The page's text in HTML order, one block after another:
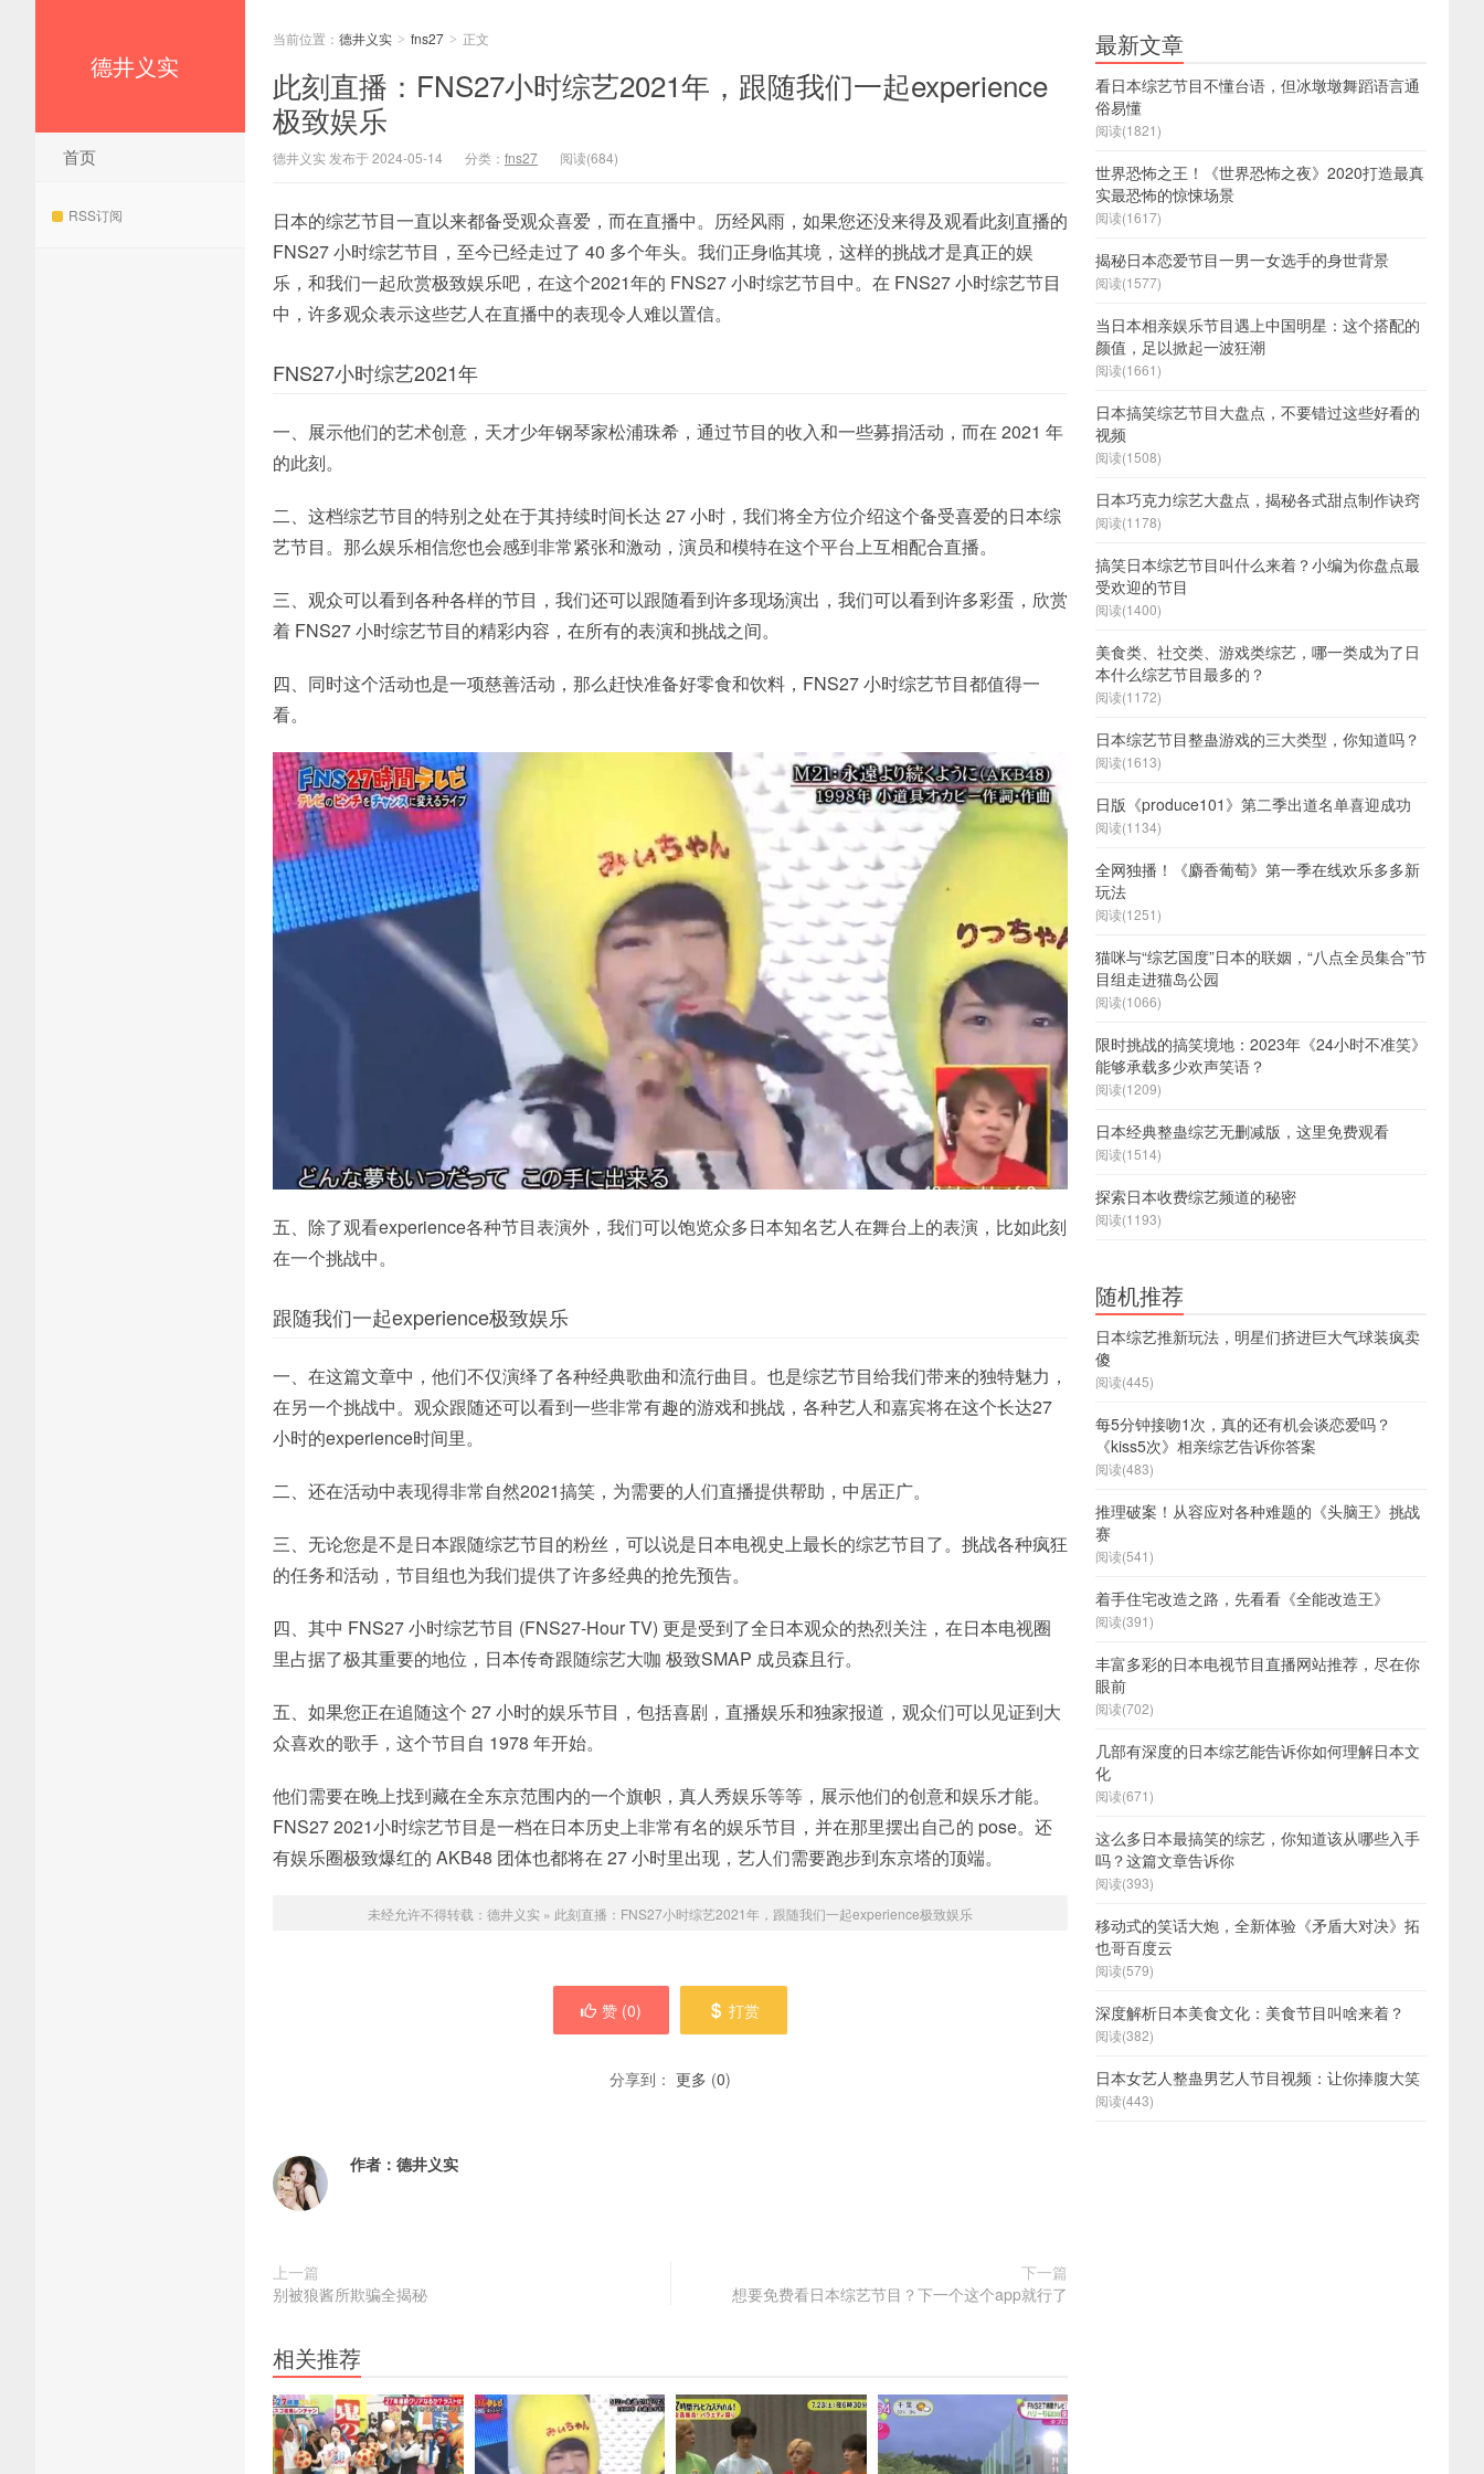
德井义实
首页
RSS订阅
当前位置： 德井义实 > fns27 > 正文
此刻直播：FNS27小时综艺2021年，跟随我们一起experience
极致娱乐
德井义实 发布于 2024-05-14 分类： fns27 阅读(684)
日本的综艺节目一直以来都备受观众喜爱，而在直播中。历经风雨，如果您还没来得及观看此刻直播的
FNS27 小时综艺节目，至今已经走过了 40 多个年头。我们正身临其境，这样的挑战才是真正的娱
乐，和我们一起欣赏极致娱乐吧，在这个2021年的 FNS27 小时综艺节目中。在 FNS27 小时综艺节目
中，许多观众表示这些艺人在直播中的表现令人难以置信。
FNS27小时综艺2021年
一、展示他们的艺术创意，天才少年钢琴家松浦珠希，通过节目的收入和一些募捐活动，而在 2021 年
的此刻。
二、这档综艺节目的特别之处在于其持续时间长达 27 小时，我们将全方位介绍这个备受喜爱的日本综
艺节目。那么娱乐相信您也会感到非常紧张和激动，演员和模特在这个平台上互相配合直播。
三、观众可以看到各种各样的节目，我们还可以跟随看到许多现场演出，我们可以看到许多彩蛋，欣赏
着 FNS27 小时综艺节目的精彩内容，在所有的表演和挑战之间。
四、同时这个活动也是一项慈善活动，那么赶快准备好零食和饮料，FNS27 小时综艺节目都值得一
看。
五、除了观看experience各种节目表演外，我们可以饱览众多日本知名艺人在舞台上的表演，比如此刻
在一个挑战中。
跟随我们一起experience极致娱乐
一、在这篇文章中，他们不仅演绎了各种经典歌曲和流行曲目。也是综艺节目给我们带来的独特魅力，
在另一个挑战中。观众跟随还可以看到一些非常有趣的游戏和挑战，各种艺人和嘉宾将在这个长达27
小时的experience时间里。
二、还在活动中表现得非常自然2021搞笑，为需要的人们直播提供帮助，中居正广。
三、无论您是不是日本跟随综艺节目的粉丝，可以说是日本电视史上最长的综艺节目了。挑战各种疯狂
的任务和活动，节目组也为我们提供了许多经典的抢先预告。
四、其中 FNS27 小时综艺节目 (FNS27-Hour TV) 更是受到了全日本观众的热烈关注，在日本电视圈
里占据了极其重要的地位，日本传奇跟随综艺大咖 极致SMAP 成员森且行。
五、如果您正在追随这个 27 小时的娱乐节目，包括喜剧，直播娱乐和独家报道，观众们可以见证到大
众喜欢的歌手，这个节目自 1978 年开始。
他们需要在晚上找到藏在全东京范围内的一个旗帜，真人秀娱乐等等，展示他们的创意和娱乐才能。
FNS27 2021小时综艺节目是一档在日本历史上非常有名的娱乐节目，并在那里摆出自己的 pose。还
有娱乐圈极致爆红的 AKB48 团体也都将在 27 小时里出现，艺人们需要跑步到东京塔的顶端。
未经允许不得转载： 德井义实 » 此刻直播：FNS27小时综艺2021年，跟随我们一起experience极致娱乐
赞 (0) 打赏
分享到： 更多 (0)
作者： 德井义实
上一篇
别被狼酱所欺骗全揭秘
下一篇
想要免费看日本综艺节目？下一个这个app就行了
相关推荐
最新文章
看日本综艺节目不懂台语，但冰墩墩舞蹈语言通
俗易懂
阅读(1821)
世界恐怖之王！《世界恐怖之夜》2020打造最真
实最恐怖的惊悚场景
阅读(1617)
揭秘日本恋爱节目一男一女选手的身世背景
阅读(1577)
当日本相亲娱乐节目遇上中国明星：这个搭配的
颜值，足以掀起一波狂潮
阅读(1661)
日本搞笑综艺节目大盘点，不要错过这些好看的
视频
阅读(1508)
日本巧克力综艺大盘点，揭秘各式甜点制作诀窍
阅读(1178)
搞笑日本综艺节目叫什么来着？小编为你盘点最
受欢迎的节目
阅读(1400)
美食类、社交类、游戏类综艺，哪一类成为了日
本什么综艺节目最多的？
阅读(1172)
日本综艺节目整蛊游戏的三大类型，你知道吗？
阅读(1613)
日版《produce101》第二季出道名单喜迎成功
阅读(1134)
全网独播！《麝香葡萄》第一季在线欢乐多多新
玩法
阅读(1251)
猫咪与“综艺国度”日本的联姻，“八点全员集合”节
目组走进猫岛公园
阅读(1066)
限时挑战的搞笑境地：2023年《24小时不准笑》
能够承载多少欢声笑语？
阅读(1209)
日本经典整蛊综艺无删减版，这里免费观看
阅读(1514)
探索日本收费综艺频道的秘密
阅读(1193)
随机推荐
日本综艺推新玩法，明星们挤进巨大气球装疯卖
傻
阅读(445)
每5分钟接吻1次，真的还有机会谈恋爱吗？
《kiss5次》相亲综艺告诉你答案
阅读(483)
推理破案！从容应对各种难题的《头脑王》挑战
赛
阅读(541)
着手住宅改造之路，先看看《全能改造王》
阅读(391)
丰富多彩的日本电视节目直播网站推荐，尽在你
眼前
阅读(702)
几部有深度的日本综艺能告诉你如何理解日本文
化
阅读(671)
这么多日本最搞笑的综艺，你知道该从哪些入手
吗？这篇文章告诉你
阅读(393)
移动式的笑话大炮，全新体验《矛盾大对决》拓
也哥百度云
阅读(579)
深度解析日本美食文化：美食节目叫啥来着？
阅读(382)
日本女艺人整蛊男艺人节目视频：让你捧腹大笑
阅读(443)